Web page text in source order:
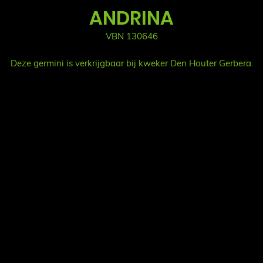
ANDRINA
VBN 130646
Deze germini is verkrijgbaar bij kweker Den Houter Gerbera.